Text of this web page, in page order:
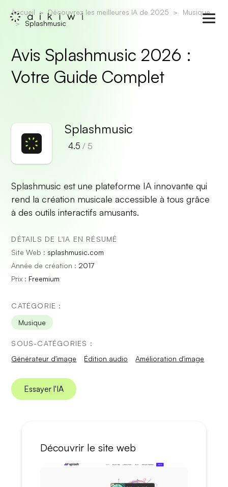
Accueil Découvrez les meilleures IA de 2025
Musique
Splashmusic
Avis Splashmusic 2026 :
Votre Guide Complet
Splashmusic
4.5 / 5
Splashmusic est une plateforme IA innovante qui
rend la création musicale accessible à tous grâce
à des outils interactifs amusants.
DÉTAILS DE L'IA EN RÉSUMÉ
Site Web : splashmusic.com
Année de création : 2017
Prix : Freemium
CATÉGORIE :
Musique
SOUS-CATÉGORIES :
Générateur d'image
Édition audio Amélioration d'image
Essayer l'IA
Découvrir le site web